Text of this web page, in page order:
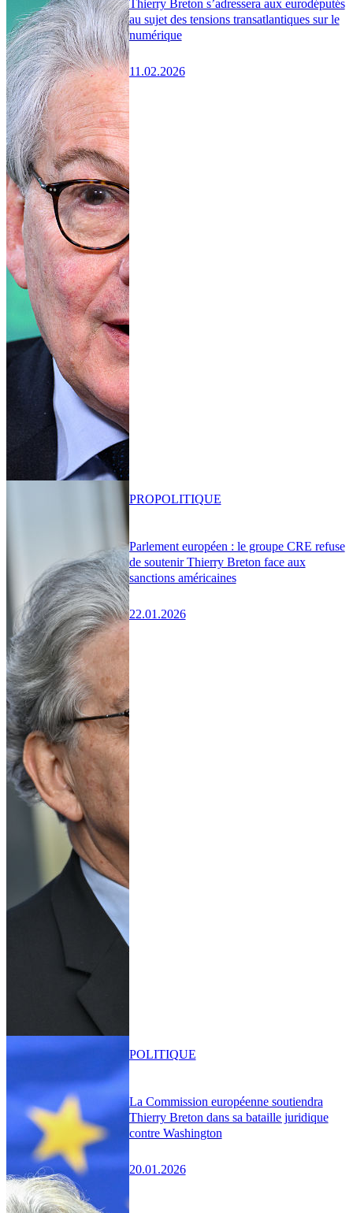
Thierry Breton s’adressera aux eurodéputés
au sujet des tensions transatlantiques sur le
numérique
11.02.2026
Parlement européen : le groupe CRE refuse
de soutenir Thierry Breton face aux
sanctions américaines
22.01.2026
PROPOLITIQUE
La Commission européenne soutiendra
Thierry Breton dans sa bataille juridique
contre Washington
20.01.2026
POLITIQUE